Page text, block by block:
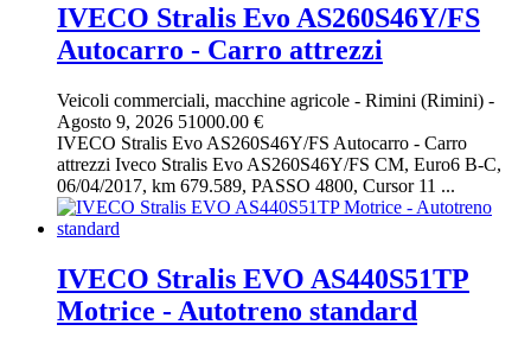
IVECO Stralis Evo AS260S46Y/FS
Autocarro - Carro attrezzi
Veicoli commerciali, macchine agricole - Rimini (Rimini) -
Agosto 9, 2026 51000.00 €
IVECO Stralis Evo AS260S46Y/FS Autocarro - Carro
attrezzi Iveco Stralis Evo AS260S46Y/FS CM, Euro6 B-C,
06/04/2017, km 679.589, PASSO 4800, Cursor 11 ...
IVECO Stralis EVO AS440S51TP
Motrice - Autotreno standard